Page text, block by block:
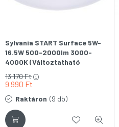
Sylvania START Surface 5W-
16.5W 500-2000lm 3000-
4000K (Változtatható
IP54 LED-es fali-mennyezeti
9 990 Ft
13 170Ft
Raktáron (9 db)